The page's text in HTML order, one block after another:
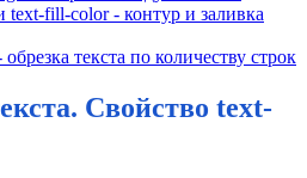
text-fill-color - контур и заливка
текста по количеству строк
Свойство text-